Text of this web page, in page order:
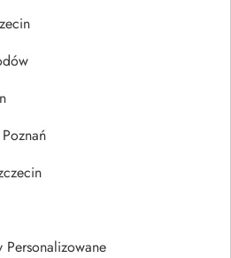
Personalizowane